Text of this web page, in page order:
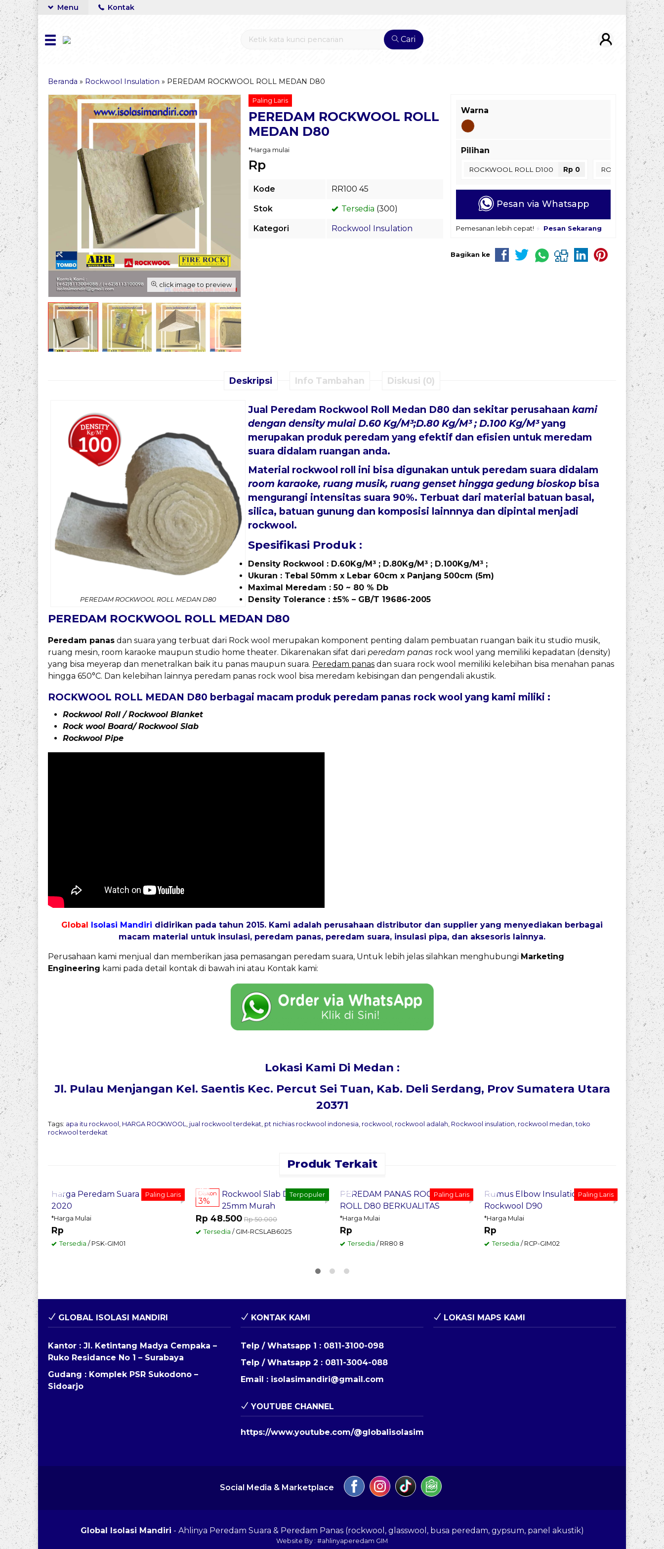
Menu Kontak
Cari
Beranda » Rockwool Insulation » PEREDAM ROCKWOOL ROLL MEDAN D80
click image to preview
Paling Laris
PEREDAM ROCKWOOL ROLL
MEDAN D80
*Harga mulai
Rp
Kode RR100 45
Stok Tersedia (300)
Kategori Rockwool Insulation
Warna
Pilihan
ROCKWOOL ROLL D100 Rp 0 ROCKWOOL
Pesan via Whatsapp
Pemesanan lebih cepat! Pesan Sekarang
Bagikan ke
Deskripsi Info Tambahan Diskusi (0)
PEREDAM ROCKWOOL ROLL MEDAN D80
Jual Peredam Rockwool Roll Medan D80 dan sekitar perusahaan kami
dengan density mulai D.60 Kg/M³;D.80 Kg/M³ ; D.100 Kg/M³yang
merupakan produk peredam yang efektif dan efisien untuk meredam
suara didalam ruangan anda.
Material rockwool roll ini bisa digunakan untuk peredam suara didalam
room karaoke, ruang musik, ruang genset hingga gedung bioskop bisa
mengurangi intensitas suara 90%. Terbuat dari material batuan basal,
silica, batuan gunung dan komposisi lainnnya dan dipintal menjadi
rockwool.
Spesifikasi Produk :
Density Rockwool : D.60Kg/M³ ; D.80Kg/M³ ; D.100Kg/M³ ;
Ukuran : Tebal 50mm x Lebar 60cm x Panjang 500cm (5m)
Maximal Meredam : 50 ~ 80 % Db
Density Tolerance : ±5% – GB/T 19686-2005
PEREDAM ROCKWOOL ROLL MEDAN D80
Peredam panas dan suara yang terbuat dari Rock wool merupakan komponent penting dalam pembuatan ruangan baik itu studio musik,
ruang mesin, room karaoke maupun studio home theater. Dikarenakan sifat dari peredam panas rock wool yang memiliki kepadatan (density)
yang bisa meyerap dan menetralkan baik itu panas maupun suara. Peredam panas dan suara rock wool memiliki kelebihan bisa menahan panas
hingga 650°C. Dan kelebihan lainnya peredam panas rock wool bisa meredam kebisingan dan pengendali akustik.
ROCKWOOL ROLL MEDAN D80 berbagai macam produk peredam panas rock wool yang kami miliki :
Rockwool Roll / Rockwool Blanket
Rock wool Board/ Rockwool Slab
Rockwool Pipe
Global Isolasi Mandiri didirikan pada tahun 2015. Kami adalah perusahaan distributor dan supplier yang menyediakan berbagai
macam material untuk insulasi, peredam panas, peredam suara, insulasi pipa, dan aksesoris lainnya.
Perusahaan kami menjual dan memberikan jasa pemasangan peredam suara, Untuk lebih jelas silahkan menghubungi Marketing
Engineering kami pada detail kontak di bawah ini atau Kontak kami:
Lokasi Kami Di Medan :
Jl. Pulau Menjangan Kel. Saentis Kec. Percut Sei Tuan, Kab. Deli Serdang, Prov Sumatera Utara
20371
Tags: apa itu rockwool HARGA ROCKWOOL jual rockwool terdekat pt nichias rockwool indonesia rockwool rockwool adalah Rockwool insulation rockwool medan ,toko
rockwool terdekat
Produk Terkait
Paling Laris
Harga Peredam Suara Surabaya
2020
*Harga Mulai
Rp
Tersedia / PSK-GIM01
Terpopuler
Diskon
3%
Rockwool Slab D60 Tebal
25mm Murah
Rp 48.500 Rp 50.000
Tersedia / GIM-RCSLAB6025
Paling Laris
PEREDAM PANAS ROCKWOOL
ROLL D80 BERKUALITAS
*Harga Mulai
Rp
Tersedia / RR80 8
Paling Laris
Rumus Elbow Insulation
Rockwool D90
*Harga Mulai
Rp
Tersedia / RCP-GIM02
*Harga
Rp
Tersedia
GLOBAL ISOLASI MANDIRI
Kantor : Jl. Ketintang Madya Cempaka –
Ruko Residance No 1 – Surabaya
Gudang : Komplek PSR Sukodono –
Sidoarjo
KONTAK KAMI
Telp / Whatsapp 1 : 0811-3100-098
Telp / Whatsapp 2 : 0811-3004-088
Email : isolasimandiri@gmail.com
YOUTUBE CHANNEL
https://www.youtube.com/@globalisolasimandiri
LOKASI MAPS KAMI
Social Media & Marketplace
Global Isolasi Mandiri - Ahlinya Peredam Suara & Peredam Panas (rockwool, glasswool, busa peredam, gypsum, panel akustik)
Website By : #ahlinyaperedam GIM